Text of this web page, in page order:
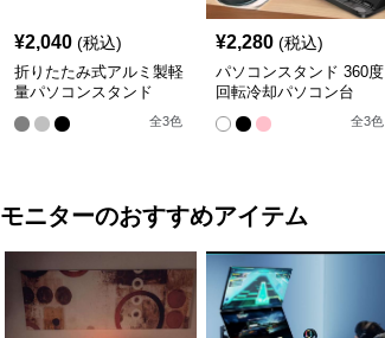
¥2,040 (税込)
折りたたみ式アルミ製軽
量パソコンスタンド
全3色
¥2,280 (税込)
パソコンスタンド 360度
回転冷却パソコン台
全3色
モニターのおすすめアイテム